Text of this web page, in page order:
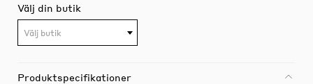
Välj din butik
Välj butik
Produktspecifikationer